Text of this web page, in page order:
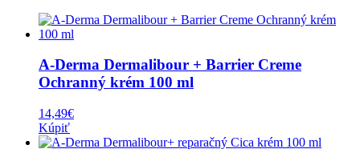
A-Derma Dermalibour + Barrier Creme
Ochranný krém 100 ml
14,49€
Kúpiť